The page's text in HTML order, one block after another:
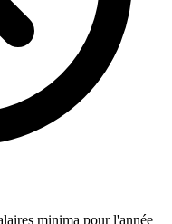
minima pour l'année